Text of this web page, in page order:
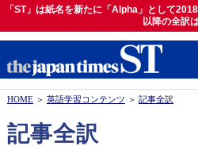
「ST」は紙名を新たに「Alpha」として
以降の全訳は
「ST」は紙名を新たに「Alpha」として
以降の全訳
HOME＞ 英語学習コンテンツ ＞ 記事全訳
記事全訳